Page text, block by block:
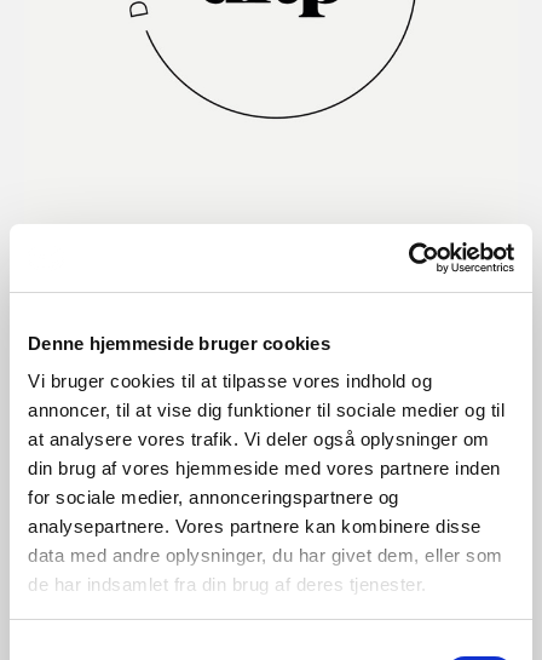
Denne hjemmeside bruger cookies
Vi bruger cookies til at tilpasse vores indhold og
annoncer, til at vise dig funktioner til sociale medier og til
at analysere vores trafik. Vi deler også oplysninger om
din brug af vores hjemmeside med vores partnere inden
for sociale medier, annonceringspartnere og
analysepartnere. Vores partnere kan kombinere disse
data med andre oplysninger, du har givet dem, eller som
de har indsamlet fra din brug af deres tjenester.
og nytænkende belysningsdesign. Vi drives af vores vision
om at udvikle design produkter til en pris, hvor alle kan
være med. Bag hver Design For The People lampe står en
eller flere anerkendte, danske designere, som stræber efter
at skabe lamper, der bringe skønhed, funktionalitet og
innovation til et højere niveau.
Læs mere om dftp